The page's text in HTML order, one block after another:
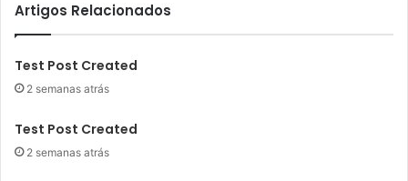
Artigos Relacionados
Test Post Created
2 semanas atrás
Test Post Created
2 semanas atrás